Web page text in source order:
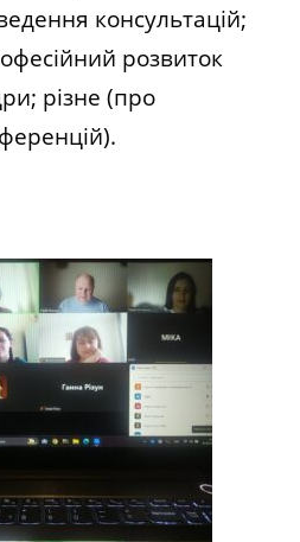
консультацій;
розвиток
різне (про